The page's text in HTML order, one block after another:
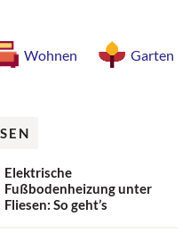
Wohnen Garten
Elektrische
Fußbodenheizung unter
Fliesen: So geht’s